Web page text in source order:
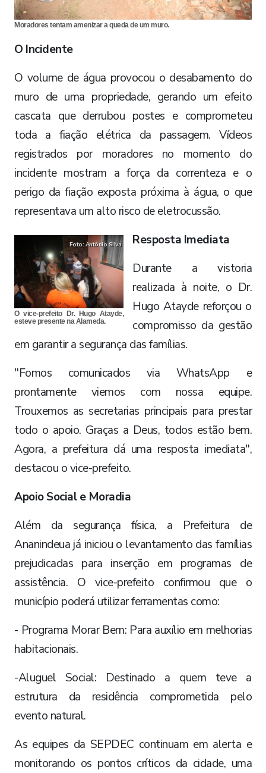
Moradores tentam amenizar a queda de um muro.
​O Incidente
O volume de água provocou o desabamento do
muro de uma propriedade, gerando um efeito
cascata que derrubou postes e comprometeu
toda a fiação elétrica da passagem. Vídeos
registrados por moradores no momento do
incidente mostram a força da correnteza e o
perigo da fiação exposta próxima à água, o que
representava um alto risco de eletrocussão.
O vice-prefeito Dr. Hugo Atayde,
esteve presente na Alameda.
Foto: Antônio Silva
Resposta Imediata
​Durante a vistoria
realizada à noite, o Dr.
Hugo Atayde reforçou o
compromisso da gestão
em garantir a segurança das famílias.
"Fomos comunicados via WhatsApp e
prontamente viemos com nossa equipe.
Trouxemos as secretarias principais para prestar
todo o apoio. Graças a Deus, todos estão bem.
Agora, a prefeitura dá uma resposta imediata",
destacou o vice-prefeito.
​Apoio Social e Moradia
Além da segurança física, a Prefeitura de
Ananindeua já iniciou o levantamento das famílias
prejudicadas para inserção em programas de
assistência. O vice-prefeito confirmou que o
município poderá utilizar ferramentas como:
- Programa Morar Bem: Para auxílio em melhorias
habitacionais.
-Aluguel Social: Destinado a quem teve a
estrutura da residência comprometida pelo
evento natural.
​As equipes da SEPDEC continuam em alerta e
monitorando os pontos críticos da cidade, uma